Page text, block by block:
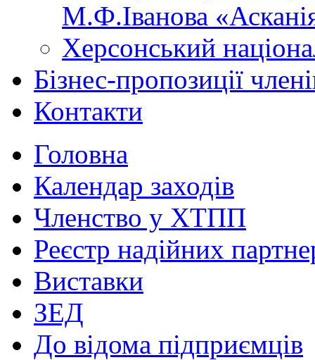
М.Ф.Іванова
Херсонський
Бізнес-пропозиції
Контакти
Головна
Календар заходів
Членство у ХТПП
Реєстр надійних
Виставки
ЗЕД
До відома підприємців